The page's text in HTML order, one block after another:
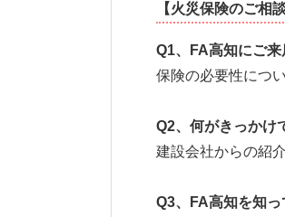
【火災保険のご相
Q1、 FA高知にご来
保険の必要性につ
Q2、何がきっかけ
建設会社からの紹介
Q3、FA高知を知